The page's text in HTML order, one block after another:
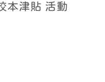
本津貼 活動